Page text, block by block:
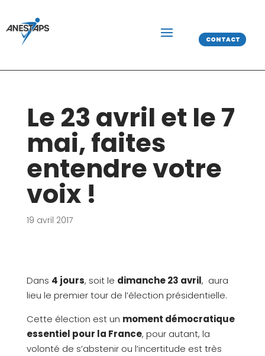
CONTACT
Le 23 avril et le 7
mai, faites
entendre votre
voix !
19 avril 2017
Dans 4 jours, soit le dimanche 23 avril, aura
lieu le premier tour de l’élection présidentielle.
Cette élection est un moment démocratique
essentiel pour la France, pour autant, la
volonté de s’abstenir ou l’incertitude est très